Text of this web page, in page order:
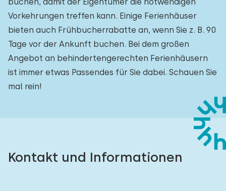
Vorkehrungen treffen kann. Einige Ferienhäuser
bieten auch Frühbucherrabatte an, wenn Sie z. B. 90
Tage vor der Ankunft buchen. Bei dem großen
Angebot an behindertengerechten Ferienhäusern
ist immer etwas Passendes für Sie dabei. Schauen Sie
mal rein!
Kontakt und Informationen